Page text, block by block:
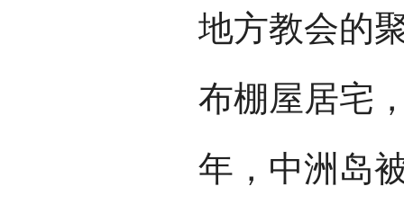
地方教会的
布棚屋居宅
年，中洲岛